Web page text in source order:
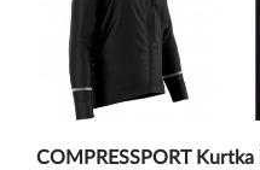
COMPRESSPORTKurtka